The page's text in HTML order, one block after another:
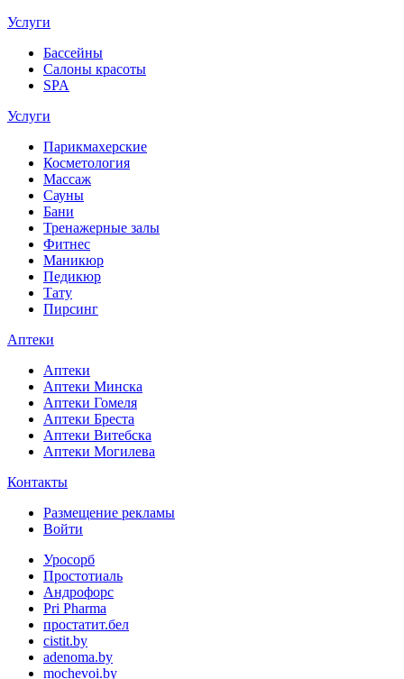
Услуги
Бассейны
Салоны красоты
SPA
Услуги
Парикмахерские
Косметология
Массаж
Сауны
Бани
Тренажерные залы
Фитнес
Маникюр
Педикюр
Тату
Пирсинг
Аптеки
Аптеки
Аптеки Минска
Аптеки Гомеля
Аптеки Бреста
Аптеки Витебска
Аптеки Могилева
Контакты
Размещение рекламы
Войти
Уросорб
Простотиаль
Андрофорс
Pri Pharma
простатит.бел
cistit.by
adenoma.by
mochevoi.by